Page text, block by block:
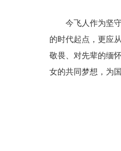
今飞人作为坚
的时代起点，更应
敬畏、对先辈的缅
女的共同梦想，为